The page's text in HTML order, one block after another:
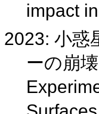
impact
2023: 小惑
ーの崩